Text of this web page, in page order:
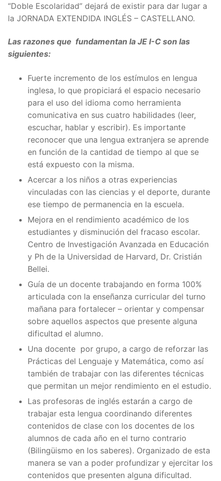
“Doble Escolaridad” dejará de existir para dar lugar a
la JORNADA EXTENDIDA INGLÉS – CASTELLANO.
Las razones que fundamentan la JE I-C son las
siguientes:
Fuerte incremento de los estímulos en lengua
inglesa, lo que propiciará el espacio necesario
para el uso del idioma como herramienta
comunicativa en sus cuatro habilidades (leer,
escuchar, hablar y escribir). Es importante
reconocer que una lengua extranjera se aprende
en función de la cantidad de tiempo al que se
está expuesto con la misma.
Acercar a los niños a otras experiencias
vinculadas con las ciencias y el deporte, durante
ese tiempo de permanencia en la escuela.
Mejora en el rendimiento académico de los
estudiantes y disminución del fracaso escolar.
Centro de Investigación Avanzada en Educación
y Ph de la Universidad de Harvard, Dr. Cristián
Bellei.
Guía de un docente trabajando en forma 100%
articulada con la enseñanza curricular del turno
mañana para fortalecer – orientar y compensar
sobre aquellos aspectos que presente alguna
dificultad el alumno.
Una docente por grupo, a cargo de reforzar las
Prácticas del Lenguaje y Matemática, como así
también de trabajar con las diferentes técnicas
que permitan un mejor rendimiento en el estudio.
Las profesoras de inglés estarán a cargo de
trabajar esta lengua coordinando diferentes
contenidos de clase con los docentes de los
alumnos de cada año en el turno contrario
(Bilingüismo en los saberes). Organizado de esta
manera se van a poder profundizar y ejercitar los
contenidos que presenten alguna dificultad.